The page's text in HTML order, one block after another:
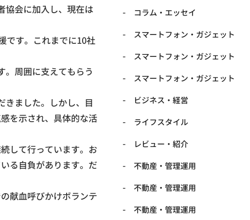
会に加入し、 現在は
す。 これまでに10社
周囲に支えてもらう
ました。しかし、 目
を示され、具体的な活
して行っています。 お
る自負があります。だ
献血呼びかけボランテ
コラム・エッセイ
スマートフォン・ガジェット
スマートフォン・ガジェット
スマートフォン・ガジェット
ビジネス・経営
ライフスタイル
レビュー・紹介
不動産・管理運用
不動産・管理運用
不動産・管理運用